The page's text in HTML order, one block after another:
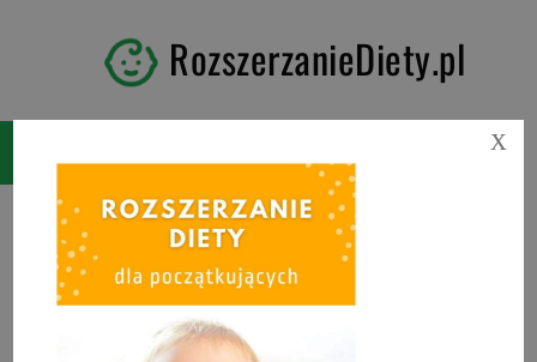
RozszerzanieDiety.pl
Tag:rozszerzanie diety a
mleko
X